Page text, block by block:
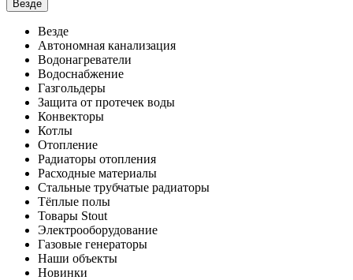
Везде
Везде
Автономная канализация
Водонагреватели
Водоснабжение
Газгольдеры
Защита от протечек воды
Конвекторы
Котлы
Отопление
Радиаторы отопления
Расходные материалы
Стальные трубчатые радиаторы
Тёплые полы
Товары Stout
Электрооборудование
Газовые генераторы
Наши объекты
Новинки